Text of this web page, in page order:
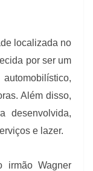
localizada no
por ser um
Além disso,
desenvolvida,
e lazer.
irmão Wagner